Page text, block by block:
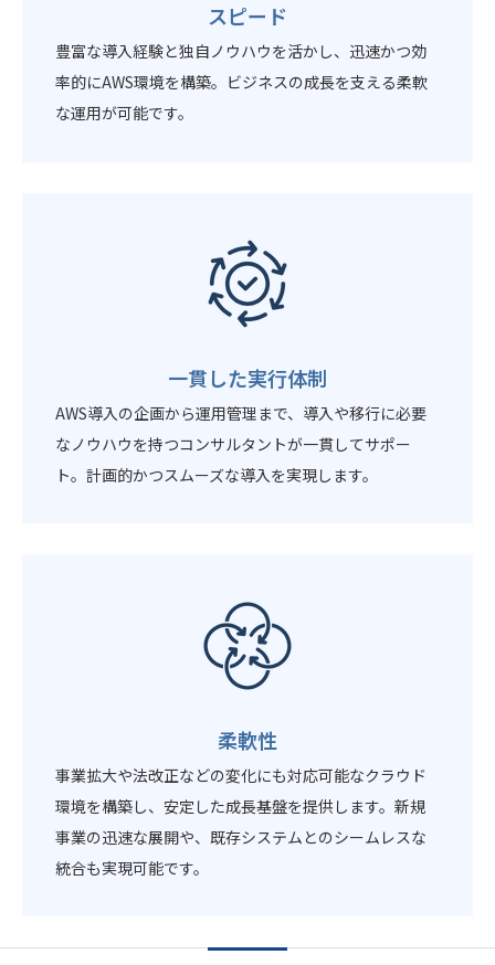
スピード
豊富な導入経験と独自ノウハウを活かし、迅速かつ効
率的にAWS環境を構築。ビジネスの成長を支える柔軟
な運用が可能です。
一貫した実行体制
AWS導入の企画から運用管理まで、導入や移行に必要
なノウハウを持つコンサルタントが一貫してサポー
ト。計画的かつスムーズな導入を実現します。
柔軟性
事業拡大や法改正などの変化にも対応可能なクラウド
環境を構築し、安定した成長基盤を提供します。新規
事業の迅速な展開や、既存システムとのシームレスな
統合も実現可能です。